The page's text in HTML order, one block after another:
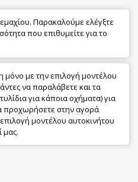
Παρακαλούμε ελέγξτε
που επιθυμείτε για το
μόνο με την επιλογή μοντέλου
να παραλάβετε και τα
για κάποια οχήματα) για
προχωρήσετε στην αγορά
μοντέλου αυτοκινήτου
μας.